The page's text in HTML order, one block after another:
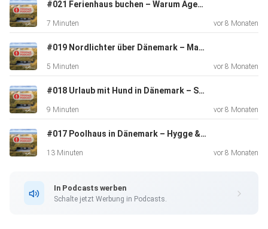
Lage. Sie
Tagungshotels, weil gemeinsames Spielen, Kochen und
Entspannen
sorgt.
ferien:
#021 Ferienhaus buchen – Warum Agentur statt Plattform | Mehr Service, weniger Stress
7 Minuten vor 8 Monaten
#019 Nordlichter über Dänemark – Magische Nächte | Beste Zeit & Foto-Tipps
5 Minuten vor 8 Monaten
#018 Urlaub mit Hund in Dänemark – Strand & Erholung | Abenteuer mit Vierbeiner | Zeit am Meer
9 Minuten vor 8 Monaten
#017 Poolhaus in Dänemark – Hygge & Badespaß | Urlaub mit Freunden & Familie ️
13 Minuten vor 8 Monaten
In Podcasts werben
Schalte jetzt Werbung in Podcasts.